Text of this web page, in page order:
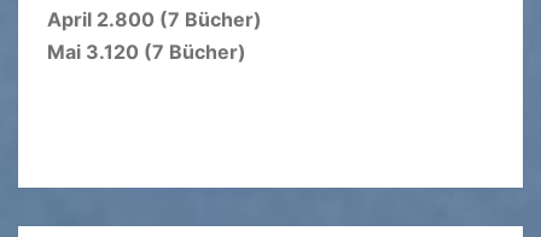
April 2.800 (7 Bücher)
Mai 3.120 (7 Bücher)